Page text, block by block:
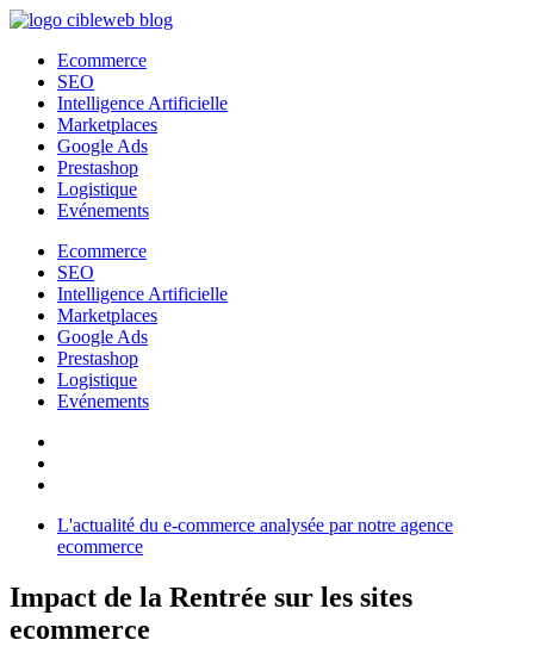
Aller
contenuEcommerce
SEO
Intelligence Artificielle
Marketplaces
Google Ads
Prestashop
Logistique
Evénements
Ecommerce
SEO
Intelligence Artificielle
Marketplaces
Google Ads
Prestashop
Logistique
Evénements
L'actualité du e-commerce analysée par notre agence
ecommerce
Impact de la Rentrée sur les sites
ecommerce